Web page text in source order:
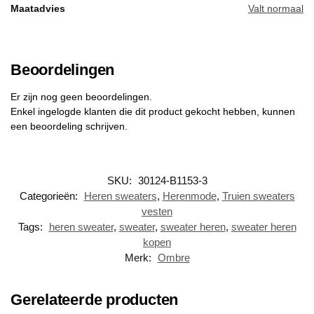
Maatadvies Valt normaal
Beoordelingen
Er zijn nog geen beoordelingen.
Enkel ingelogde klanten die dit product gekocht hebben, kunnen
een beoordeling schrijven.
SKU: 30124-B1153-3
Categorieën:
Heren sweaters, Herenmode, Truien sweaters
vesten
Tags:
heren sweater, sweater, sweater heren, sweater heren
kopen
Merk: Ombre
Gerelateerde producten